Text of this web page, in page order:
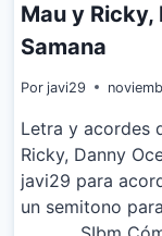
Mau y Ricky,
Samana
Por javi29
Letra y acordes
Ricky, Danny
javi29 para
un semitono